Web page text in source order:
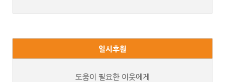
일시후원
도움이 필요한 이웃에게